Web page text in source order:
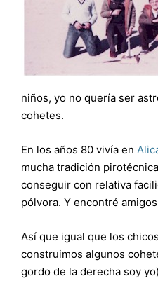
niños, yo no quería ser
cohetes.
En los años 80 vivía en
mucha tradición
conseguir con relativa
pólvora. Y encontré
Así que igual que los
construimos algunos
gordo de la derecha soy